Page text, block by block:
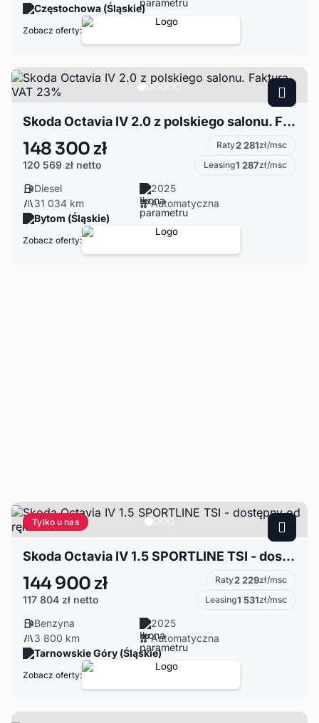
Częstochowa (Śląskie)
Zobacz oferty:
Skoda Octavia IV 2.0 z polskiego salonu. Faktura VAT 23%
148 300 zł
120 569 zł netto
Raty2 281zł/msc
Leasing1 287zł/msc
Diesel
2025
31 034 km
Automatyczna
Bytom (Śląskie)
Zobacz oferty:
Tylko u nas
Skoda Octavia IV 1.5 SPORTLINE TSI - dostępny od ręki
144 900 zł
117 804 zł netto
Raty2 229zł/msc
Leasing1 531zł/msc
Benzyna
2025
3 800 km
Automatyczna
Tarnowskie Góry (Śląskie)
Zobacz oferty: